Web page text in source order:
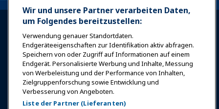
Anmelden Jetzt beitreten
Auszeichnungen Karrieren
Kontakt
Expos & Veranstaltungen
Wir und unsere Partner verarbeiten Daten,
um Folgendes bereitzustellen:
Verwendung genauer Standortdaten.
Endgeräteeigenschaften zur Identifikation aktiv abfragen.
Speichern von oder Zugriff auf Informationen auf einem
Endgerät. Personalisierte Werbung und Inhalte, Messung
von Werbeleistung und der Performance von Inhalten,
Zielgruppenforschung sowie Entwicklung und
Verbesserung von Angeboten.
Liste der Partner (Lieferanten)